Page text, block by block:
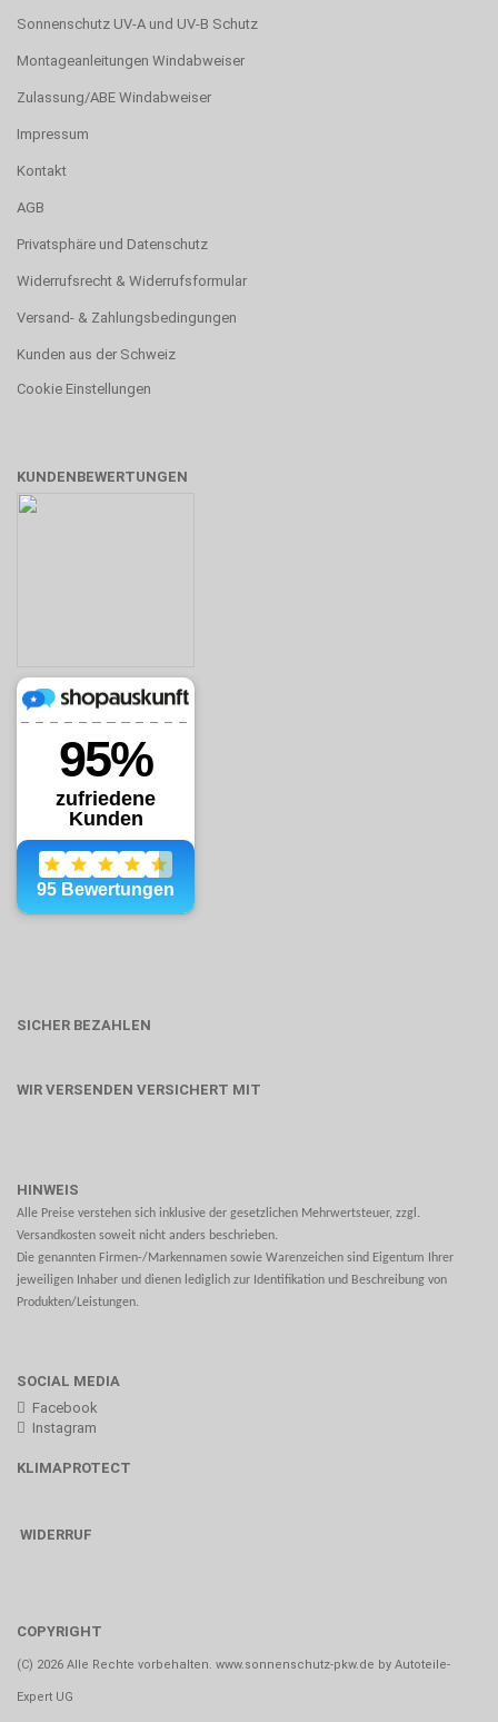
Sonnenschutz UV-A und UV-B Schutz
Montageanleitungen Windabweiser
Zulassung/ABE Windabweiser
Impressum
Kontakt
AGB
Privatsphäre und Datenschutz
Widerrufsrecht & Widerrufsformular
Versand- & Zahlungsbedingungen
Kunden aus der Schweiz
Cookie Einstellungen
KUNDENBEWERTUNGEN
SICHER BEZAHLEN
WIR VERSENDEN VERSICHERT MIT
HINWEIS
Alle Preise verstehen sich inklusive der gesetzlichen Mehrwertsteuer, zzgl.
Versandkosten soweit nicht anders beschrieben.
Die genannten Firmen-/Markennamen sowie Warenzeichen sind Eigentum Ihrer
jeweiligen Inhaber und dienen lediglich zur Identifikation und Beschreibung von
Produkten/Leistungen.
SOCIAL MEDIA
Facebook
Instagram
KLIMAPROTECT
WIDERRUF
COPYRIGHT
(C) 2026 Alle Rechte vorbehalten. www.sonnenschutz-pkw.de by Autoteile-
Expert UG